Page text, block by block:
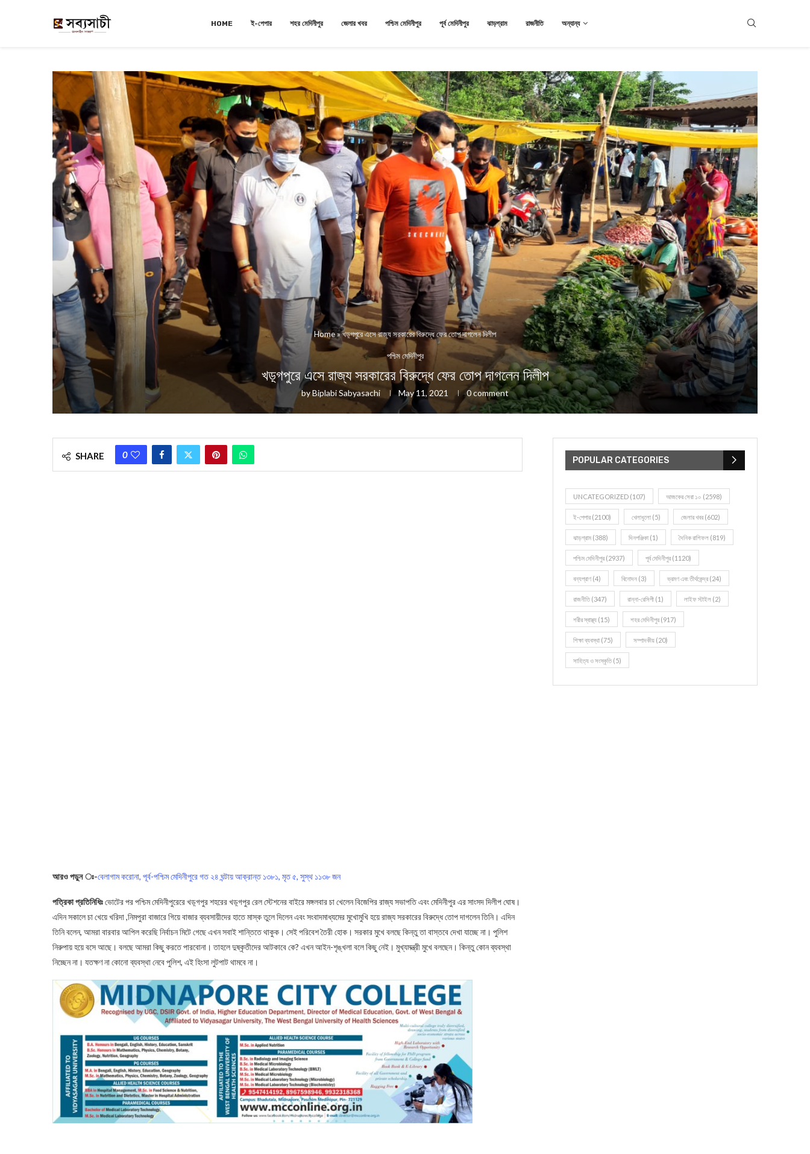
HOME ই-পেপার শহর মেদিনীপুর জেলার খবর পশ্চিম মেদিনীপুর পূর্ব মেদিনীপুর ঝাড়গ্রাম রাজনীতি অন্যান্য
Home»খড়্গপুরে এসে রাজ্য সরকারের বিরুদ্ধে ফের তোপ দাগলেন দিলীপ
পশ্চিম মেদিনীপুর
খড়্গপুরে এসে রাজ্য সরকারের বিরুদ্ধে ফের তোপ দাগলেন দিলীপ
byBiplabi Sabyasachi May 11, 2021 0 comment
SHARE 0
আরও পড়ুন ঃ-বেলাগাম করোনা, পূর্ব-পশ্চিম মেদিনীপুরে গত ২৪ ঘন্টায় আক্রান্ত ১৩৮১, মৃত ৫, সুস্থ ১১৩৮ জন
পত্রিকা প্রতিনিধিঃভোটের পর পশ্চিম মেদিনীপুরেরে খড়্গপুর শহরের খড়্গপুর রেল স্টেশনের বাইরে মঙ্গলবার চা খেলেন বিজেপির রাজ্য সভাপতি এবং মেদিনীপুর এর সাংসদ দিলীপ ঘোষ।
এদিন সকালে চা খেয়ে খরিদা ,নিমপুরা বাজারে গিয়ে বাজার ব্যবসায়ীদের হাতে মাস্ক তুলে দিলেন এবং সংবাদমাধ্যমের মুখোমুখি হয়ে রাজ্য সরকারের বিরুদ্ধে তোপ দাগলেন তিনি। এদিন
তিনি বলেন, আমরা বারবার আপিল করেছি নির্বাচন মিটে গেছে এখন সবাই শান্তিতে থাকুক। সেই পরিবেশ তৈরী হোক। সরকার মুখে বলছে কিন্তু তা বাস্তবে দেখা যাচ্ছে না। পুলিশ
নিরুপায় হয়ে বসে আছে। বলছে আমরা কিছু করতে পারবোনা। তাহলে দুষ্কৃতীদের আটকাবে কে? এখন আইন-শৃঙ্খলা বলে কিছু নেই। মুখ্যমন্ত্রী মুখে বলছেন। কিন্তু কোন ব্যবস্থা
নিচ্ছেন না। যতক্ষণ না কোনো ব্যবস্থা নেবে পুলিশ, এই হিংসা লুটপাট থামবে না।
POPULAR CATEGORIES
UNCATEGORIZED (107) আজকের সেরা ১০ (2598)
ই-পেপার (2100) খেলাধূলো (5) জেলার খবর (602)
ঝাড়গ্রাম (388) দিনপঞ্জিকা (1) দৈনিক রাশিফল (819)
পশ্চিম মেদিনীপুর (2937) পূর্ব মেদিনীপুর (1120)
বন্যপ্রাণ (4) বিনোদন (3) ভ্রমণ এবং তীর্থকেন্দ্র (24)
রাজনীতি(347) রান্না-রেসিপী (1) লাইফ স্টাইল (2)
শরীর স্বাস্থ্য (15) শহর মেদিনীপুর (917)
শিক্ষা ব্যবস্থা (75) সম্পাদকীয় (20)
সাহিত্য ও সংস্কৃতি(5)